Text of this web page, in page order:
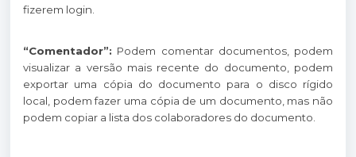
fizerem login.
“Comentador”: Podem comentar documentos, podem
visualizar a versão mais recente do documento, podem
exportar uma cópia do documento para o disco rígido
local, podem fazer uma cópia de um documento, mas não
podem copiar a lista dos colaboradores do documento.